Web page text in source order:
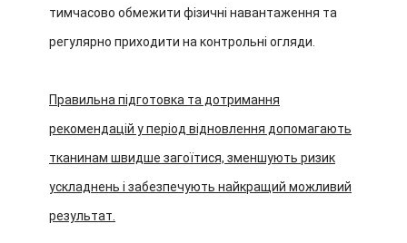
тимчасово обмежити фізичні навантаження та
регулярно приходити на контрольні огляди.
Правильна підготовка та дотримання
рекомендацій у період відновлення допомагають
тканинам швидше загоїтися, зменшують ризик
ускладнень і забезпечують найкращий можливий
результат.